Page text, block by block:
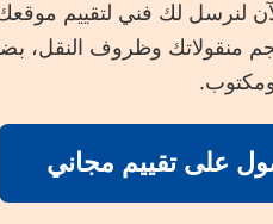
لنرسل لك فني لتقييم
منقولاتك وظروف النقل،
على تقييم مجاني